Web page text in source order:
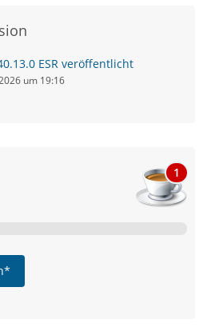
ESR veröffentlicht
um 19:16
1